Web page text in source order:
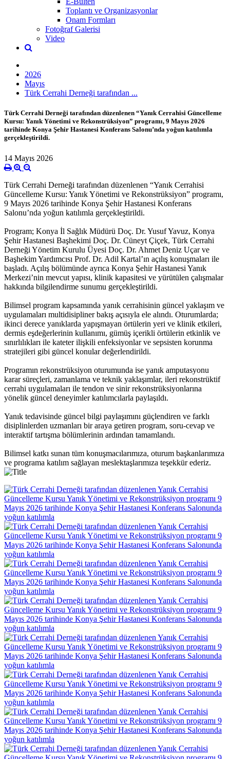
Toplantı ve Organizasyonlar
Onam Formları
Fotoğraf Galerisi
Video
2026
Mayıs
Türk Cerrahi Derneği tarafından ...
Türk Cerrahi Derneği tarafından düzenlenen “Yanık Cerrahisi Güncelleme
Kursu: Yanık Yönetimi ve Rekonstrüksiyon” programı, 9 Mayıs 2026
tarihinde Konya Şehir Hastanesi Konferans Salonu’nda yoğun katılımla
gerçekleştirildi.
14 Mayıs 2026
Türk Cerrahi Derneği tarafından düzenlenen “Yanık Cerrahisi
Güncelleme Kursu: Yanık Yönetimi ve Rekonstrüksiyon” programı,
9 Mayıs 2026 tarihinde Konya Şehir Hastanesi Konferans
Salonu’nda yoğun katılımla gerçekleştirildi.
Program; Konya İl Sağlık Müdürü Doç. Dr. Yusuf Yavuz, Konya
Şehir Hastanesi Başhekimi Doç. Dr. Cüneyt Çiçek, Türk Cerrahi
Derneği Yönetim Kurulu Üyesi Doç. Dr. Ahmet Deniz Uçar ve
Başhekim Yardımcısı Prof. Dr. Adil Kartal’ın açılış konuşmaları ile
başladı. Açılış bölümünde ayrıca Konya Şehir Hastanesi Yanık
Merkezi’nin mevcut yapısı, klinik kapasitesi ve yürütülen çalışmalar
hakkında bilgilendirme sunumu gerçekleştirildi.
Bilimsel program kapsamında yanık cerrahisinin güncel yaklaşım ve
uygulamaları multidisipliner bakış açısıyla ele alındı. Oturumlarda;
ikinci derece yanıklarda yapışmayan örtülerin yeri ve klinik etkileri,
dermis eşdeğerlerinin kullanımı, gümüş içerikli örtülerin etkinlik ve
sınırlılıkları ile kateter ilişkili enfeksiyonlar ve sepsisten korunma
stratejileri gibi güncel konular değerlendirildi.
Programın rekonstrüksiyon oturumunda ise yanık amputasyonu
karar süreçleri, zamanlama ve teknik yaklaşımlar, ileri rekonstrüktif
cerrahi uygulamaları ile tendon ve sinir rekonstrüksiyonlarına
yönelik güncel deneyimler katılımcılarla paylaşıldı.
Yanık tedavisinde güncel bilgi paylaşımını güçlendiren ve farklı
disiplinlerden uzmanları bir araya getiren program, soru-cevap ve
interaktif tartışma bölümlerinin ardından tamamlandı.
Bilimsel katkı sunan tüm konuşmacılarımıza, oturum başkanlarımıza
ve programa katılım sağlayan meslektaşlarımıza teşekkür ederiz.